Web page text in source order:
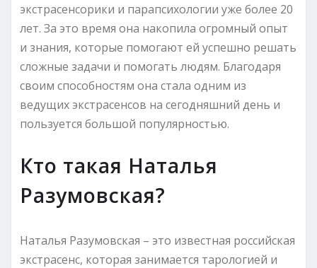
экстрасенсорики и парапсихологии уже более 20
лет. За это время она накопила огромный опыт
и знания, которые помогают ей успешно решать
сложные задачи и помогать людям. Благодаря
своим способностям она стала одним из
ведущих экстрасенсов на сегодняшний день и
пользуется большой популярностью.
Кто такая Наталья
Разумовская?
Наталья Разумовская – это известная российская
экстрасенс, которая занимается тарологией и